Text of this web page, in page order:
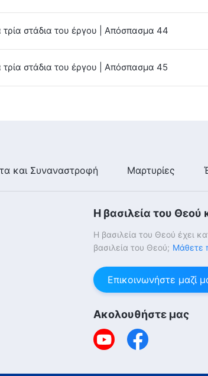
στάδια του έργου | Απόσπασμα 44
στάδια του έργου | Απόσπασμα 45
και Συναναστροφή Μαρτυρίες
Η βασιλεία του Θεού
Η βασιλεία του Θεού έχει
βασιλεία του Θεού; Μάθετε
Επικοινωνήστε μαζί
Ακολουθήστε μας